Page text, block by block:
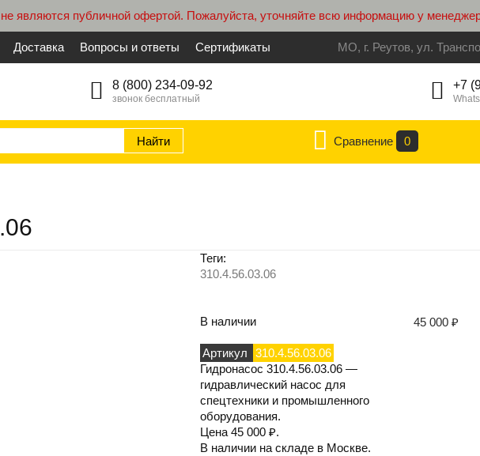
являются публичной офертой. Пожалуйста, уточняйте всю информацию у
Доставка Вопросы и ответы Сертификаты МО, г. Реутов, ул.
8 (800) 234-09-92
звонок бесплатный
+7
Сравнение 0
Теги:
310.4.56.03.06
В наличии
Артикул
310.4.56.03.06
Гидронасос 310.4.56.03.06 —
гидравлический насос для
спецтехники и промышленного
оборудования.
Цена 45 000 ₽.
В наличии на складе в Москве.
45 000 ₽